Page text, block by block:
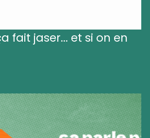
fait jaser... et si on en